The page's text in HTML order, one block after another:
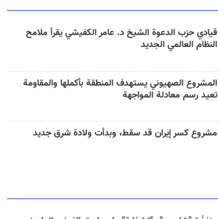
قيادي حزب الدعوة الشيخ د. عامر الكفيشي يقرأ ملامح
النظام العالمي الجديد
المشروع الصهيوني يستهدف المنطقة بأكملها والمقاومة
تعيد رسم معادلة المواجهة
مشروع كسر إيران قد سقط، وبدأت ولادة شرق جديد